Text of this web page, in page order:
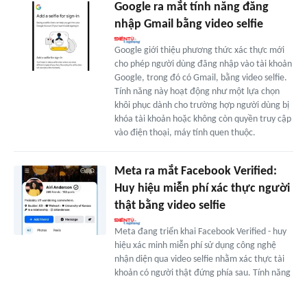
Google ra mắt tính năng đăng
nhập Gmail bằng video selfie
Google giới thiệu phương thức xác thực mới
cho phép người dùng đăng nhập vào tài khoản
Google, trong đó có Gmail, bằng video selfie.
Tính năng này hoạt động như một lựa chọn
khôi phục dành cho trường hợp người dùng bị
khóa tài khoản hoặc không còn quyền truy cập
vào điện thoại, máy tính quen thuộc.
Meta ra mắt Facebook Verified:
Huy hiệu miễn phí xác thực người
thật bằng video selfie
Meta đang triển khai Facebook Verified - huy
hiệu xác minh miễn phí sử dụng công nghệ
nhận diện qua video selfie nhằm xác thực tài
khoản có người thật đứng phía sau. Tính năng